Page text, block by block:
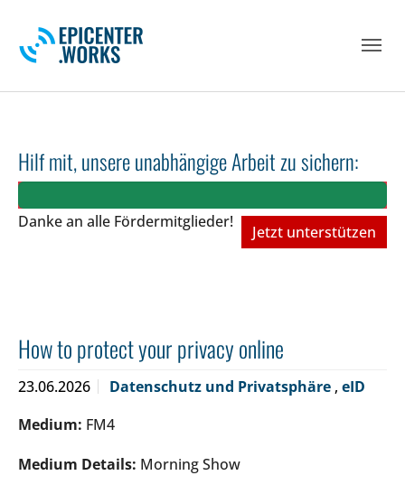
Hilf mit, unsere unabhängige Arbeit zu sichern:
Danke an alle Fördermitglieder!
Jetzt unterstützen
How to protect your privacy online
23.06.2026 Datenschutz und Privatsphäre , eID
Medium: FM4
Medium Details: Morning Show